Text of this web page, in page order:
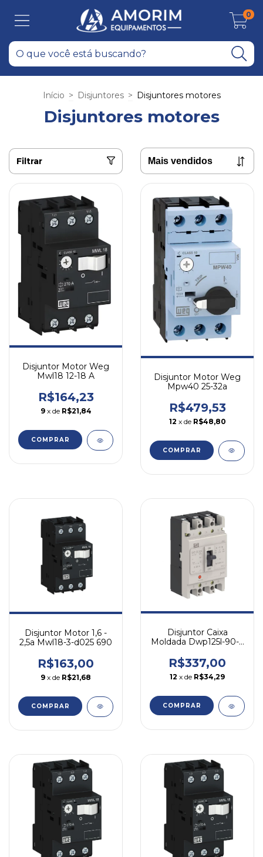
0
Início > Disjuntores > Disjuntores motores
Disjuntores motores
Filtrar
Disjuntor Motor Weg
Mwl18 12-18 A
R$164,23
9 x de R$21,84
COMPRAR
Disjuntor Motor Weg
Mpw40 25-32a
R$479,53
12 x de R$48,80
COMPRAR
Disjuntor Motor 1,6 -
2,5a Mwl18-3-d025 690
R$163,00
9 x de R$21,68
COMPRAR
Disjuntor Caixa
Moldada Dwp125l-90-3
R$337,00
12 x de R$34,29
COMPRAR